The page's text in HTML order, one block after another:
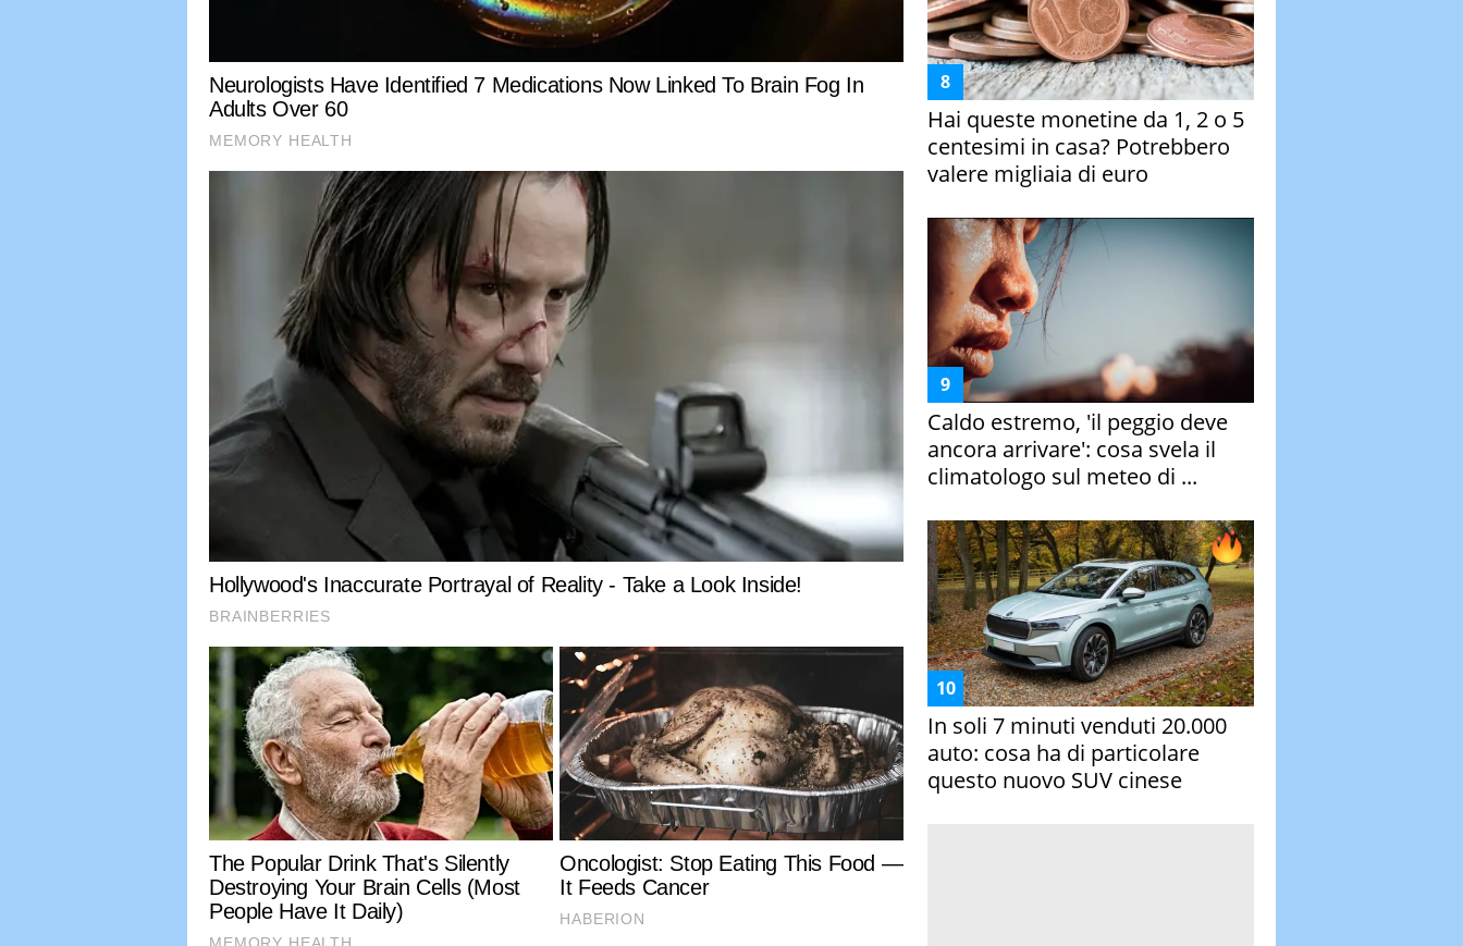
Hai queste monetine da 1, 2 o 5
centesimi in casa? Potrebbero
valere migliaia di euro
Caldo estremo, 'il peggio deve
ancora arrivare': cosa svela il
climatologo sul meteo di ...
In soli 7 minuti venduti 20.000
auto: cosa ha di particolare
questo nuovo SUV cinese